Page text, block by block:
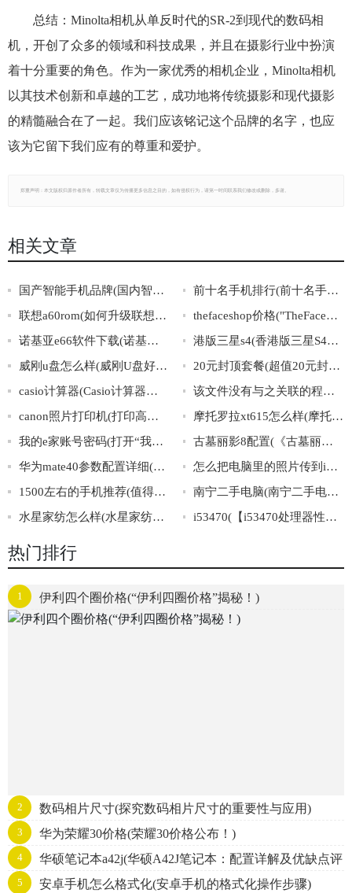
总结：Minolta相机从单反时代的SR-2到现代的数码相
机，开创了众多的领域和科技成果，并且在摄影行业中扮演
着十分重要的角色。作为一家优秀的相机企业，Minolta相机
以其技术创新和卓越的工艺，成功地将传统摄影和现代摄影
的精髓融合在了一起。我们应该铭记这个品牌的名字，也应
该为它留下我们应有的尊重和爱护。
郑重声明：本文版权归原作者所有，转载文章仅为传播更多信息之目的，如有侵权行为，请第一时间联系我们修改或删除，多谢。
相关文章
国产智能手机品牌(国内智能手机品牌排行榜)
前十名手机排行(前十名手机排行榜大揭秘，这些手机值不值得入手？)
联想a60rom(如何升级联想A60的ROM？)
thefaceshop价格("TheFaceShop产品价格一览：如何选购最划算的护肤品？")
诺基亚e66软件下载(诺基亚E66软件下载攻略大全)
港版三星s4(香港版三星S4手机介绍及详细参数解析)
威刚u盘怎么样(威刚U盘好用吗？高性价比沉稳实用，值得推荐！)
20元封顶套餐(超值20元封顶套餐，无限流量畅享！)
casio计算器(Casio计算器：功能超乎你的想象！)
该文件没有与之关联的程序来执行该操作(文件无关联程序：无法执行操作)
canon照片打印机(打印高清照片必备，Canon照片打印机推荐)
摩托罗拉xt615怎么样(摩托罗拉XT615的综合评价与使用感受)
我的e家账号密码(打开“我的e家账号密码”的正确方法)
古墓丽影8配置(《古墓丽影8》最低、推荐配置曝光！)
华为mate40参数配置详细(华为mate40详细参数配置)
怎么把电脑里的照片传到iphone里(电脑照片传iPhone方法大全！)
1500左右的手机推荐(值得购买的性价比高的1500元左右手机推荐)
南宁二手电脑(南宁二手电脑市场，轻松找到高性价比的二手笔记本、台式机、配件等！)
水星家纺怎么样(水星家纺口碑怎么样？)
i53470(【i53470处理器性能评测及对比分析】)
热门排行
1 伊利四个圈价格(“伊利四圈价格”揭秘！)
2 数码相片尺寸(探究数码相片尺寸的重要性与应用)
3 华为荣耀30价格(荣耀30价格公布！)
4
华硕笔记本a42j(华硕A42J笔记本：配置详解及优缺点评
析)
5 安卓手机怎么格式化(安卓手机的格式化操作步骤)